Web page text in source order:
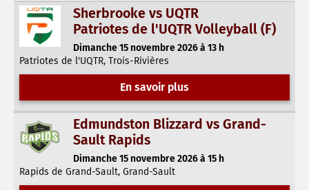
Sherbrooke vs UQTR
Patriotes de l'UQTR Volleyball (F)
Dimanche 15 novembre 2026 à 13 h
Patriotes de l'UQTR, Trois-Rivières
En savoir plus
Edmundston Blizzard vs Grand-
Sault Rapids
Dimanche 15 novembre 2026 à 15 h
Rapids de Grand-Sault, Grand-Sault